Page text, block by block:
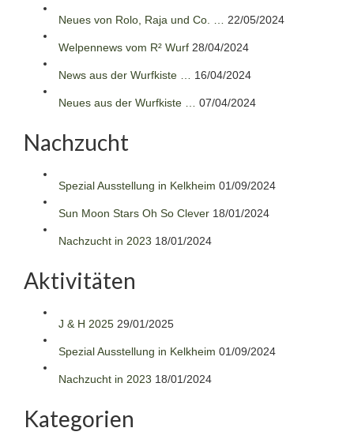
Neues von Rolo, Raja und Co. … 22/05/2024
Welpennews vom R² Wurf 28/04/2024
News aus der Wurfkiste … 16/04/2024
Neues aus der Wurfkiste … 07/04/2024
Nachzucht
Spezial Ausstellung in Kelkheim 01/09/2024
Sun Moon Stars Oh So Clever 18/01/2024
Nachzucht in 2023 18/01/2024
Aktivitäten
J & H 2025 29/01/2025
Spezial Ausstellung in Kelkheim 01/09/2024
Nachzucht in 2023 18/01/2024
Kategorien